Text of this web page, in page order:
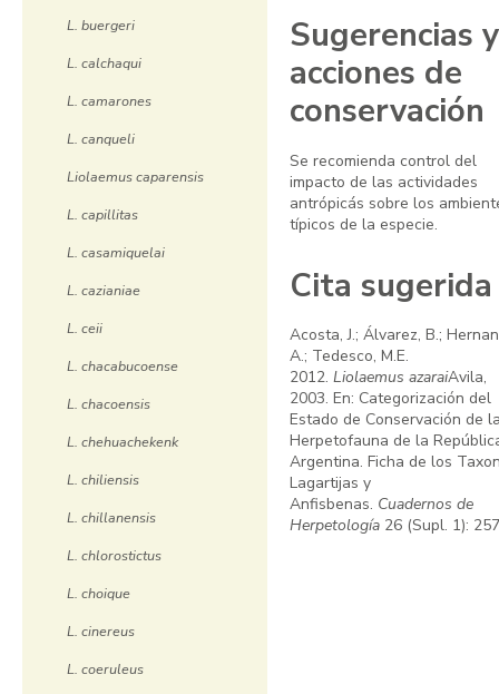
L. buergeri
L. calchaqui
L. camarones
L. canqueli
Liolaemus caparensis
L. capillitas
L. casamiquelai
L. cazianiae
L. ceii
L. chacabucoense
L. chacoensis
L. chehuachekenk
L. chiliensis
L. chillanensis
L. chlorostictus
L. choique
L. cinereus
L. coeruleus
Sugerencias y
acciones de
conservación
Se recomienda control del
impacto de las actividades
antrópicás sobre los
típicos de la especie.
Cita sugerida
Acosta, J.; Álvarez, B.;
A.; Tedesco, M.E.
2012. Liolaemus azaraiAvila,
2003. En: Categorización del
Estado de Conservación de
Herpetofauna de la
Argentina. Ficha de los
Lagartijas y
Anfisbenas. Cuadernos de
Herpetología 26 (Supl. 1):